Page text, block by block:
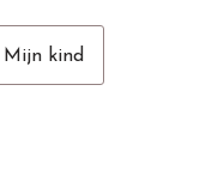
Mijn kind